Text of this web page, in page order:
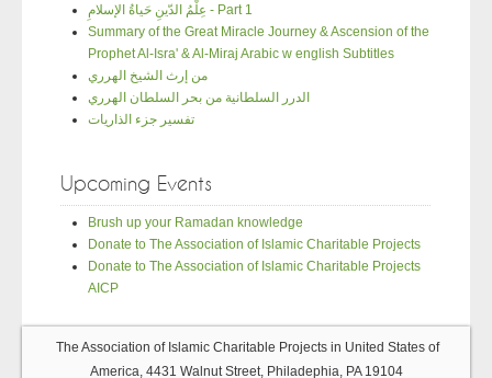
عِلْمُ الدّينِ حَياةُ الإسلامِ - Part 1
Summary of the Great Miracle Journey & Ascension of the
Prophet Al-Isra' & Al-Miraj Arabic w english Subtitles
من إرث الشيخ الهرري
الدرر السلطانية من بحر السلطان الهرري
تفسير جزء الذاريات
Upcoming Events
Brush up your Ramadan knowledge
Donate to The Association of Islamic Charitable Projects
Donate to The Association of Islamic Charitable Projects
AICP
The Association of Islamic Charitable Projects in United States of
America, 4431 Walnut Street, Philadephia, PA 19104